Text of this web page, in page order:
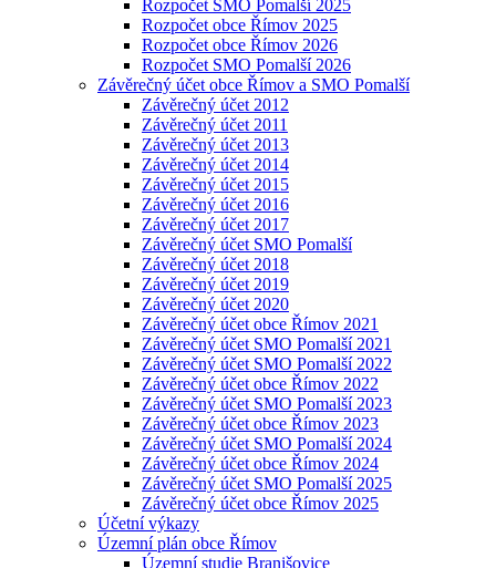
Rozpočet SMO Pomalší 2025
Rozpočet obce Římov 2025
Rozpočet obce Římov 2026
Rozpočet SMO Pomalší 2026
Závěrečný účet obce Římov a SMO Pomalší
Závěrečný účet 2012
Závěrečný účet 2011
Závěrečný účet 2013
Závěrečný účet 2014
Závěrečný účet 2015
Závěrečný účet 2016
Závěrečný účet 2017
Závěrečný účet SMO Pomalší
Závěrečný účet 2018
Závěrečný účet 2019
Závěrečný účet 2020
Závěrečný účet obce Římov 2021
Závěrečný účet SMO Pomalší 2021
Závěrečný účet SMO Pomalší 2022
Závěrečný účet obce Římov 2022
Závěrečný účet SMO Pomalší 2023
Závěrečný účet obce Římov 2023
Závěrečný účet SMO Pomalší 2024
Závěrečný účet obce Římov 2024
Závěrečný účet SMO Pomalší 2025
Závěrečný účet obce Římov 2025
Účetní výkazy
Územní plán obce Římov
Územní studie Branišovice